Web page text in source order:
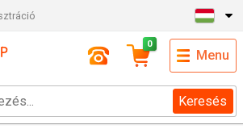
Keresés
0
Menu